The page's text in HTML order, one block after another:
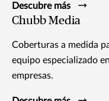
Descubre más
Chubb Media
Coberturas a medida
equipo especializado
empresas.